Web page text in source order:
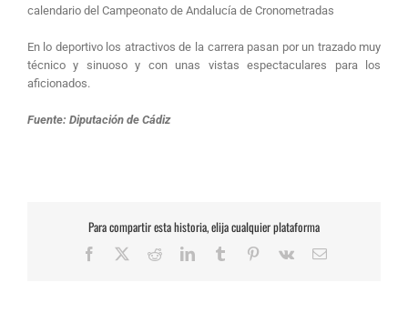
calendario del Campeonato de Andalucía de Cronometradas
En lo deportivo los atractivos de la carrera pasan por un trazado muy
técnico y sinuoso y con unas vistas espectaculares para los
aficionados.
Fuente: Diputación de Cádiz
Para compartir esta historia, elija cualquier plataforma
Facebook RedditLinkedInTumblr Pinterest
Vk
Correo